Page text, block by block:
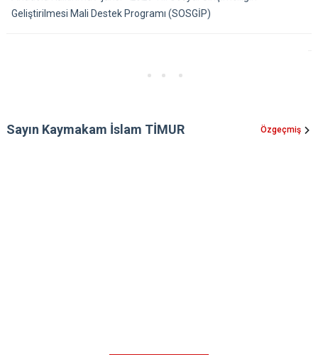
Geliştirilmesi Mali Destek Programı (SOSGİP)
Sayın Kaymakam İslam TİMUR Özgeçmiş